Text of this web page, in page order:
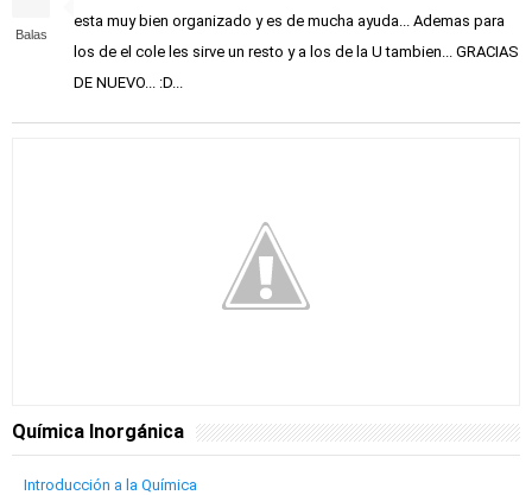
Balas
esta muy bien organizado y es de mucha ayuda... Ademas para
los de el cole les sirve un resto y a los de la U tambien... GRACIAS
DE NUEVO... :D...
Química Inorgánica
Introducción a la Química